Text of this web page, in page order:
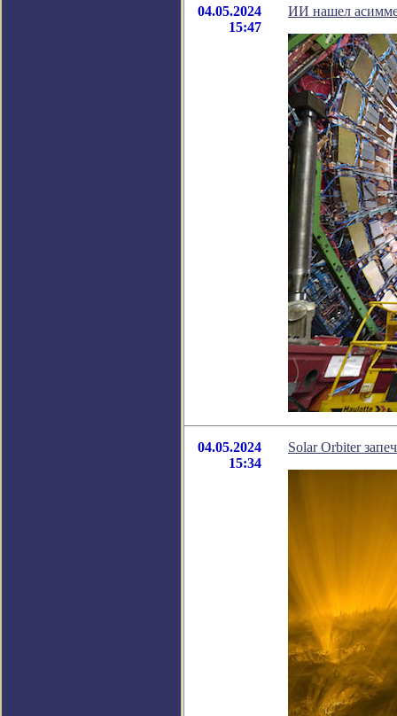
04.05.2024
15:47
ИИ нашел
04.05.2024
15:34
Solar Orbiter